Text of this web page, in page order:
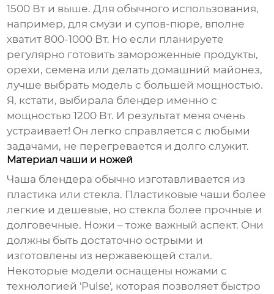
1500 Вт и выше. Для обычного использования,
например, для смузи и супов-пюре, вполне
хватит 800-1000 Вт. Но если планируете
регулярно готовить замороженные продукты,
орехи, семена или делать домашний майонез,
лучше выбрать модель с большей мощностью.
Я, кстати, выбирала блендер именно с
мощностью 1200 Вт. И результат меня очень
устраивает! Он легко справляется с любыми
задачами, не перегревается и долго служит.
Материал чаши и ножей
Чаша блендера обычно изготавливается из
пластика или стекла. Пластиковые чаши более
легкие и дешевые, но стекла более прочные и
долговечные. Ножи – тоже важный аспект. Они
должны быть достаточно острыми и
изготовлены из нержавеющей стали.
Некоторые модели оснащены ножами с
технологией 'Pulse', которая позволяет быстро